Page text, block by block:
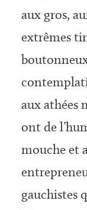
aux gros,
extrêmes
aux athées
ont de
mouche et
gauchistes